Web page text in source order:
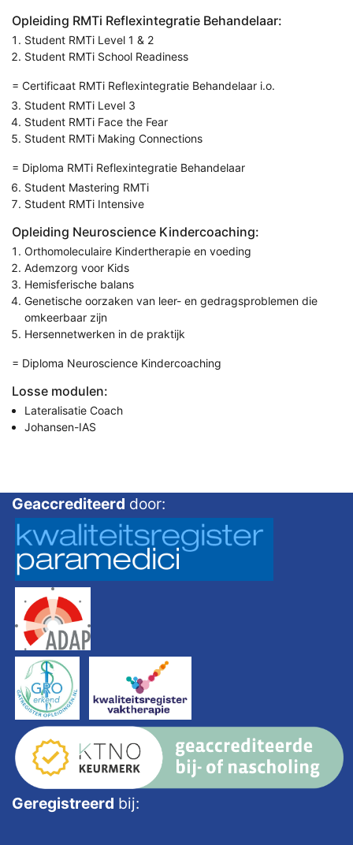
Opleiding RMTi Reflexintegratie Behandelaar:
Student RMTi Level 1 & 2
Student RMTi School Readiness
= Certificaat RMTi Reflexintegratie Behandelaar i.o.
Student RMTi Level 3
Student RMTi Face the Fear
Student RMTi Making Connections
= Diploma RMTi Reflexintegratie Behandelaar
Student Mastering RMTi
Student RMTi Intensive
Opleiding Neuroscience Kindercoaching:
Orthomoleculaire Kindertherapie en voeding
Ademzorg voor Kids
Hemisferische balans
Genetische oorzaken van leer- en gedragsproblemen die
omkeerbaar zijn
Hersennetwerken in de praktijk
= Diploma Neuroscience Kindercoaching
Losse modulen:
Lateralisatie Coach
Johansen-IAS
Geaccrediteerd door:
Geregistreerd bij: